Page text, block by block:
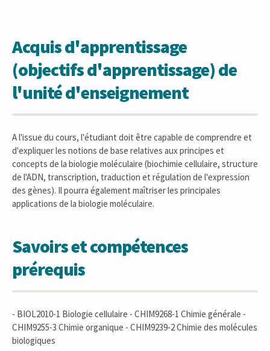
Acquis d'apprentissage
(objectifs d'apprentissage) de
l'unité d'enseignement
A l'issue du cours, l'étudiant doit être capable de comprendre et
d'expliquer les notions de base relatives aux principes et
concepts de la biologie moléculaire (biochimie cellulaire, structure
de l'ADN, transcription, traduction et régulation de l'expression
des gènes). Il pourra également maîtriser les principales
applications de la biologie moléculaire.
Savoirs et compétences
prérequis
- BIOL2010-1 Biologie cellulaire - CHIM9268-1 Chimie générale -
CHIM9255-3 Chimie organique - CHIM9239-2 Chimie des molécules
biologiques